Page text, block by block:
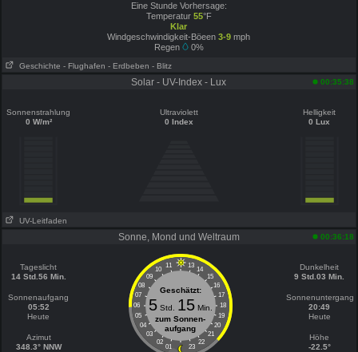
Eine Stunde Vorhersage:
Temperatur 55°F
Klar
Windgeschwindigkeit-Böeen 3-9 mph
Regen
0%
Geschichte - Flughafen - Erdbeben - Blitz
Solar - UV-Index - Lux 00:35:38
Sonnenstrahlung
0 W/m²
Ultraviolett
0 Index
Helligkeit
0 Lux
UV-Leitfaden
Sonne, Mond und Weltraum 00:36:18
Tageslicht
14 Std.56 Min.
Sonnenaufgang
05:52
Heute
Azimut
348.3° NNW
11 13
10
14
09
15
08
16
07
17
06
18
05
19
04
20
03
21
02
22
01 23
Geschätzt:
5Std. 15Min.
zum Sonnen-
aufgang
Dunkelheit
9 Std.03 Min.
Sonnenuntergang
20:49
Heute
Höhe
-22.5°